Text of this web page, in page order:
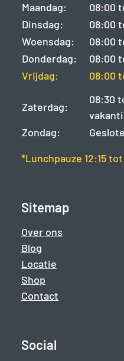
Maandag:
08:00
Dinsdag:
08:00
Woensdag:
08:00
Donderdag:
08:00
Vrijdag:
08:00
Zaterdag:
08:30
Zondag:
*Lunchpauze 12:15
Sitemap
Over ons
Blog
Locatie
Shop
Contact
Social